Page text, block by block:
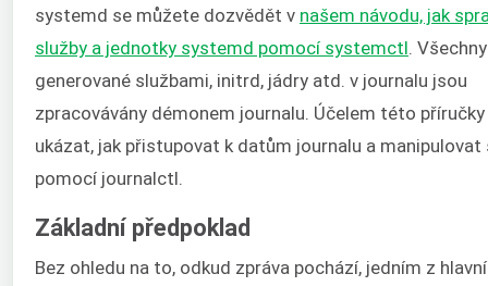
systemd se můžete dozvědět v našem návodu, jak
služby a jednotky systemd pomocí systemctl .
generované službami, initrd, jádry atd. v journalu jsou
zpracovávány démonem journalu. Účelem této příručky
ukázat, jak přistupovat k datům journalu a manipulovat
pomocí journalctl.
Základní předpoklad
Bez ohledu na to, odkud zpráva pochází, jedním z